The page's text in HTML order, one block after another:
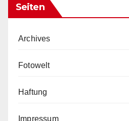
Seiten
Archives
Fotowelt
Haftung
Impressum